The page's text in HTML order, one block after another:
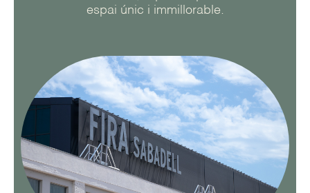
espai únic i immillorable.